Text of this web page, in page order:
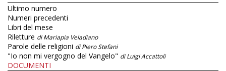
Ultimo numero
Numeri precedenti
Libri del mese
Riletture di Mariapia Veladiano
Parole delle religioni di Piero Stefani
"Io non mi vergogno del Vangelo" di Luigi Accattoli
DOCUMENTI